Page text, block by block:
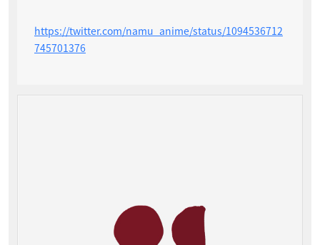
https://twitter.com/namu_anime/status/1094536712
745701376